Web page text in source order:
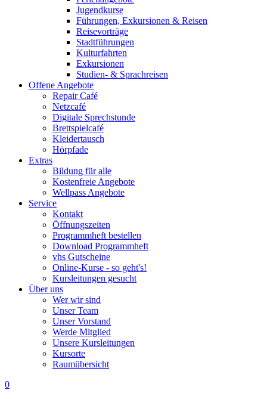
Jugendkurse
Führungen, Exkursionen & Reisen
Reisevorträge
Stadtführungen
Kulturfahrten
Exkursionen
Studien- & Sprachreisen
Offene Angebote
Repair Café
Netzcafé
Digitale Sprechstunde
Brettspielcafé
Kleidertausch
Hörpfade
Extras
Bildung für alle
Kostenfreie Angebote
Wellpass Angebote
Service
Kontakt
Öffnungszeiten
Programmheft bestellen
Download Programmheft
vhs Gutscheine
Online-Kurse - so geht's!
Kursleitungen gesucht
Über uns
Wer wir sind
Unser Team
Unser Vorstand
Werde Mitglied
Unsere Kursleitungen
Kursorte
Raumübersicht
0